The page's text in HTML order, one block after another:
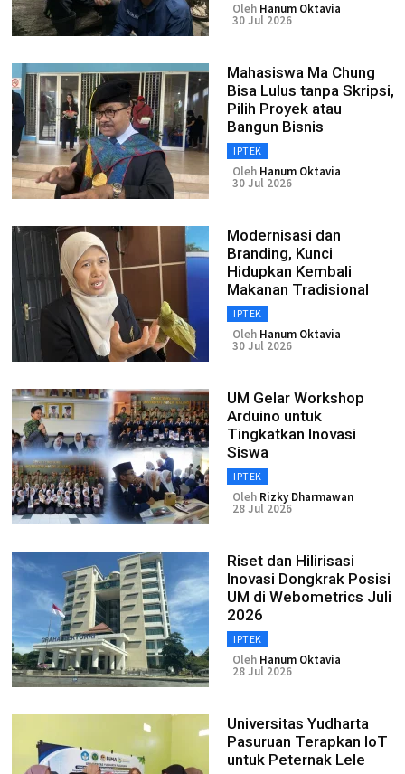
Oleh Hanum Oktavia
30 Jul 2026
Mahasiswa Ma Chung
Bisa Lulus tanpa Skripsi,
Pilih Proyek atau
Bangun Bisnis
IPTEK
Oleh Hanum Oktavia
30 Jul 2026
Modernisasi dan
Branding, Kunci
Hidupkan Kembali
Makanan Tradisional
IPTEK
Oleh Hanum Oktavia
30 Jul 2026
UM Gelar Workshop
Arduino untuk
Tingkatkan Inovasi
Siswa
IPTEK
Oleh Rizky Dharmawan
28 Jul 2026
Riset dan Hilirisasi
Inovasi Dongkrak Posisi
UM di Webometrics Juli
2026
IPTEK
Oleh Hanum Oktavia
28 Jul 2026
Universitas Yudharta
Pasuruan Terapkan IoT
untuk Peternak Lele